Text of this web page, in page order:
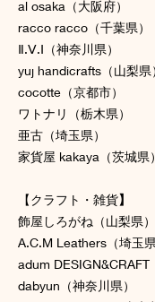
al osaka（大阪府）
racco racco（千葉県）
Ⅱ.Ⅴ.Ⅰ（神奈川県）
yuj handicrafts（山梨県
cocotte（京都市）
ワトナリ（栃木県）
亜古（埼玉県）
家貨屋 kakaya（茨城県）
【クラフト・雑貨】
飾屋しろがね（山梨県）
A.C.M Leathers（埼玉県
adum DESIGN&CRAFT
dabyun（神奈川県）